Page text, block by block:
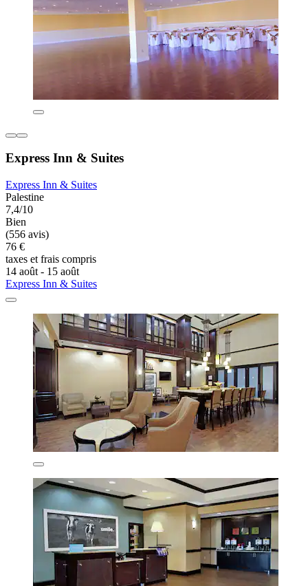
Express Inn & Suites
Express Inn & Suites
Palestine
7,4/10
Bien
(556 avis)
76 €
taxes et frais compris
14 août - 15 août
Express Inn & Suites